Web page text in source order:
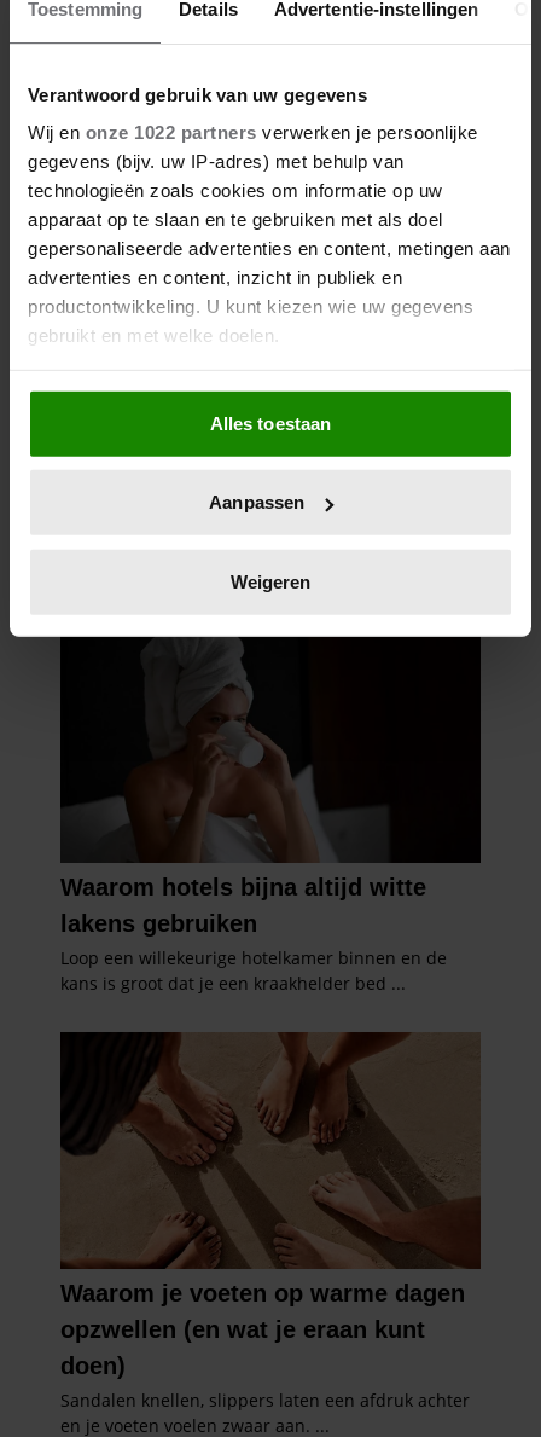
Toestemming Details Advertentie-instellingen
Verantwoord gebruik van uw gegevens
Wij en onze 1022 partners verwerken je persoonlijke
gegevens (bijv. uw IP-adres) met behulp van
technologieën zoals cookies om informatie op uw
apparaat op te slaan en te gebruiken met als doel
gepersonaliseerde advertenties en content, metingen aan
advertenties en content, inzicht in publiek en
productontwikkeling. U kunt kiezen wie uw gegevens
gebruikt en met welke doelen.
Als u het toestaat, willen we ook graag:
Informatie verzamelen over uw geografische
locatie, die tot een paar meter nauwkeurig kan zijn
scannen op specifieke eigenschappen (fingerprinting)
verwerkt en stel uw voorkeuren in het
intrekken in de Cookieverklaring.
We gebruiken cookies om content en advertenties te
personaliseren, om functies voor social media te bieden
en om ons websiteverkeer te analyseren. Ook delen we
informatie over uw gebruik van onze site met onze
partners voor social media, adverteren en analyse. Deze
partners kunnen deze gegevens combineren met andere
informatie die u aan ze heeft verstrekt of die ze hebben
verzameld op basis van uw gebruik van hun services. U
gaat akkoord met onze cookies als u onze website blijft
gebruiken.
Alles toestaan
Aanpassen
Weigeren
kosten)